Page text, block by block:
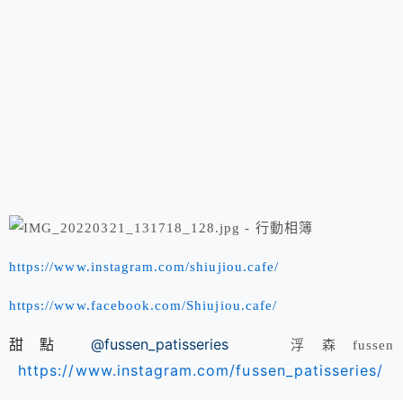
https://www.instagram.com/shiujiou.cafe/
https://www.facebook.com/Shiujiou.cafe/
甜點 @fussen_patisseries 浮森fussen
https://www.instagram.com/fussen_patisseries/